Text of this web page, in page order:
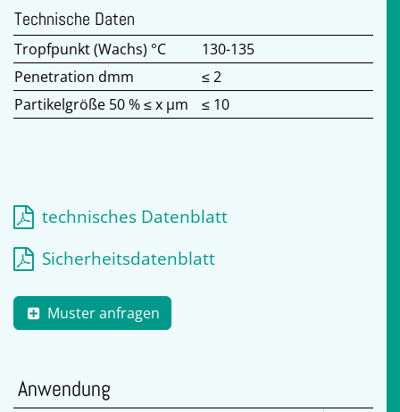
Technische Daten
Tropfpunkt (Wachs) °C
130-135
Penetration dmm
≤ 2
Partikelgröße 50 % ≤ x µm
≤ 10
technisches Datenblatt
Sicherheitsdatenblatt
Muster anfragen
Anwendung